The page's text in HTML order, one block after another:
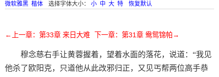
微软雅黑 楷体 选择字体大小： 小 中 大 特 恢复默认
←上一章：第33章 来日大难 下一章：第31章 鸯鸳锦帕→
穆念慈右手让黄蓉握着，望着水面的落花，说道：“我见
他杀了欧阳克，只道他从此改邪归正，又见丐帮两位高手恭